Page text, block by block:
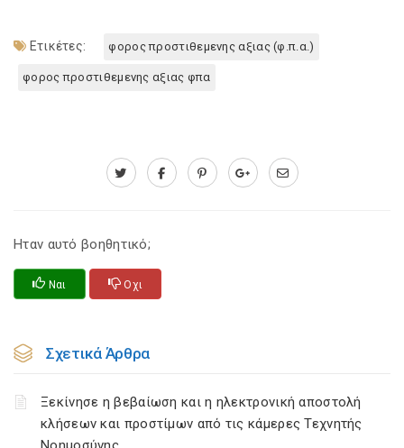
Ετικέτες: φορος προστιθεμενης αξιας (φ.π.α.)
φορος προστιθεμενης αξιας φπα
Ηταν αυτό βοηθητικό;
Ναι Οχι
Σχετικά Άρθρα
Ξεκίνησε η βεβαίωση και η ηλεκτρονική αποστολή
κλήσεων και προστίμων από τις κάμερες Τεχνητής